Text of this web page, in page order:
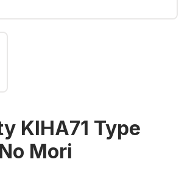
KIHA71 Type
Mori